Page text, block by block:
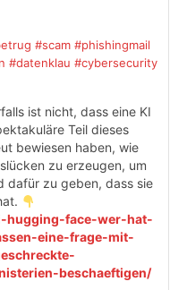
#scam #phishingmail
#datenklau #cybersecurity
ist nicht, dass eine KI
Teil dieses
bewiesen haben, wie
zu erzeugen, um
dafür zu geben, dass sie
hugging-face-wer-hat-
eine-frage-mit-
beschaeftigen/